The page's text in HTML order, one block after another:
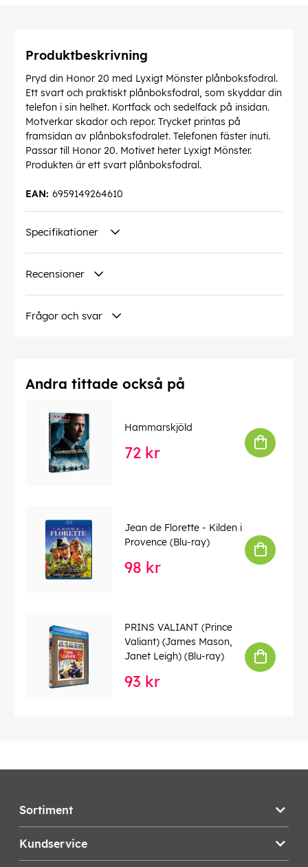
Produktbeskrivning
Pryd din Honor 20 med Lyxigt Mönster plånboksfodral.
Ett svart och praktiskt plånboksfodral, som skyddar din
telefon i sin helhet. Kortfack och sedelfack på insidan.
Motverkar skador och repor. Trycket printas på
framsidan av plånboksfodralet. Telefonen fäster inuti.
Passar till Honor 20. Motivet heter Lyxigt Mönster.
Produkten är ett svart plånboksfodral.
6959149264610
EAN:
Specifikationer
Recensioner
Frågor och svar
Andra tittade också på
Hammarskjöld
72 kr
Jean de Florette - Kilden i
Provence (Blu-ray)
98 kr
PRINS VALIANT (Prince
Valiant) (James Mason,
Janet Leigh) (Blu-ray)
93 kr
Sortiment
Kundservice